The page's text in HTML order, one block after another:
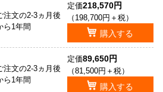
注文の2-3ヵ月後
ら1年間
定価218,570円
（198,700円＋税）
購入する
注文の2-3ヵ月後
ら1年間
定価89,650円
（81,500円＋税）
購入する